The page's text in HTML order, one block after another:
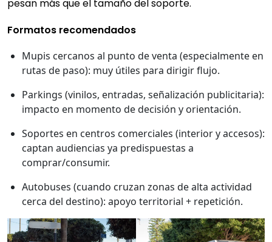
pesan más que el tamaño del soporte.
Formatos recomendados
Mupis cercanos al punto de venta (especialmente en
rutas de paso): muy útiles para dirigir flujo.
Parkings (vinilos, entradas, señalización publicitaria):
impacto en momento de decisión y orientación.
Soportes en centros comerciales (interior y accesos):
captan audiencias ya predispuestas a
comprar/consumir.
Autobuses (cuando cruzan zonas de alta actividad
cerca del destino): apoyo territorial + repetición.